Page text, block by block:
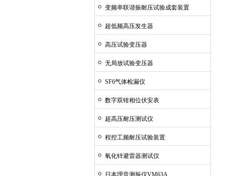
变频串联谐振耐压试验成套装置
超低频高压发生器
高压试验变压器
无局放试验变压器
SF6气体检漏仪
数字双钳相位伏安表
超高压耐压测试仪
程控工频耐压试验装置
氧化锌避雷器测试仪
日本理音测振仪VM63A